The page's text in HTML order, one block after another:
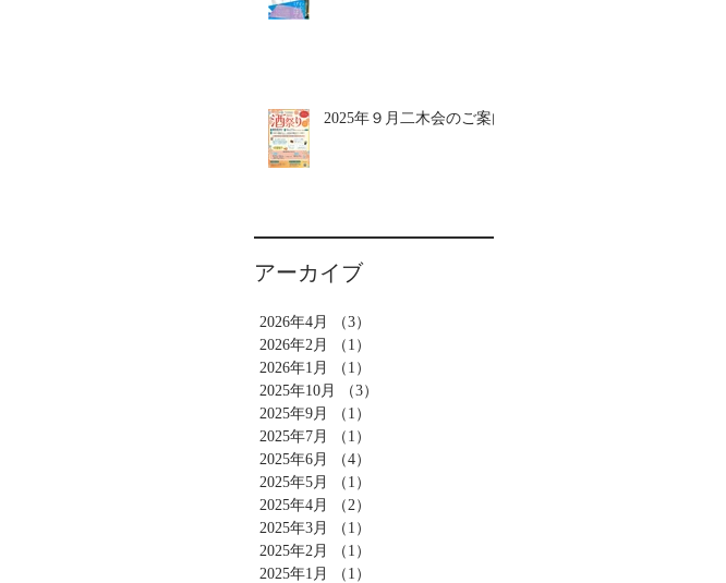
2025年９月二木会のご案内
アーカイブ
2026年4月 （3）
2026年2月
（1）
2026年1月
（1）
2025年10月
（3）
2025年9月
（1）
2025年7月
（1）
2025年6月
（4）
2025年5月
（1）
2025年4月
（2）
2025年3月
（1）
2025年2月
（1）
2025年1月
（1）